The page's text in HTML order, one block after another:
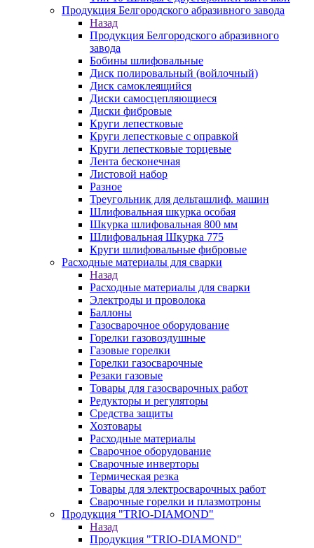
Продукция Белгородского абразивного завода
Назад
Продукция Белгородского абразивного
завода
Бобины шлифовальные
Диск полировальный (войлочный)
Диск самоклеящийся
Диски самосцепляющиеся
Диски фибровые
Круги лепестковые
Круги лепестковые с оправкой
Круги лепестковые торцевые
Лента бесконечная
Листовой набор
Разное
Треугольник для дельташлиф. машин
Шлифовальная шкурка особая
Шкурка шлифовальная 800 мм
Шлифовальная Шкурка 775
Круги шлифовальные фибровые
Расходные материалы для сварки
Назад
Расходные материалы для сварки
Электроды и проволока
Баллоны
Газосварочное оборудование
Горелки газовоздушные
Газовые горелки
Горелки газосварочные
Резаки газовые
Товары для газосварочных работ
Редукторы и регуляторы
Средства защиты
Хозтовары
Расходные материалы
Сварочное оборудование
Сварочные инверторы
Термическая резка
Товары для электросварочных работ
Сварочные горелки и плазмотроны
Продукция "TRIO-DIAMOND"
Назад
Продукция "TRIO-DIAMOND"